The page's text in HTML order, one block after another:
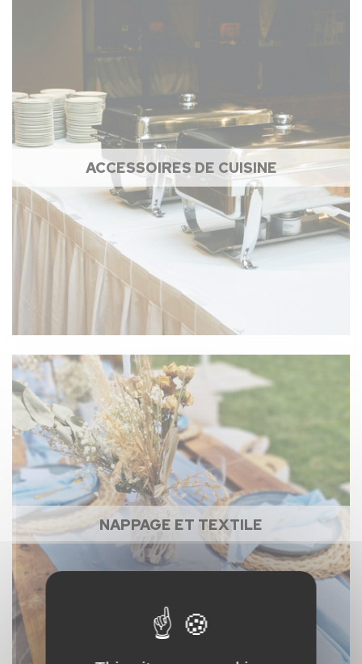
ACCESSOIRES DE CUISINE
NAPPAGE ET TEXTILE